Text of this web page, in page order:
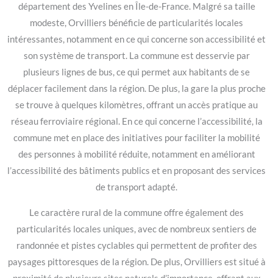
département des Yvelines en Île-de-France. Malgré sa taille
modeste, Orvilliers bénéficie de particularités locales
intéressantes, notamment en ce qui concerne son accessibilité et
son système de transport. La commune est desservie par
plusieurs lignes de bus, ce qui permet aux habitants de se
déplacer facilement dans la région. De plus, la gare la plus proche
se trouve à quelques kilomètres, offrant un accès pratique au
réseau ferroviaire régional. En ce qui concerne l’accessibilité, la
commune met en place des initiatives pour faciliter la mobilité
des personnes à mobilité réduite, notamment en améliorant
l’accessibilité des bâtiments publics et en proposant des services
de transport adapté.
Le caractère rural de la commune offre également des
particularités locales uniques, avec de nombreux sentiers de
randonnée et pistes cyclables qui permettent de profiter des
paysages pittoresques de la région. De plus, Orvilliers est situé à